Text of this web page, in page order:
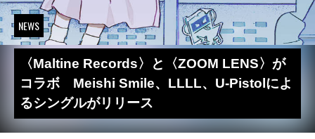
NEWS
〈Maltine Records〉と〈ZOOM LENS〉が
コラボ Meishi Smile、LLLL、U-Pistolによ
るシングルがリリース